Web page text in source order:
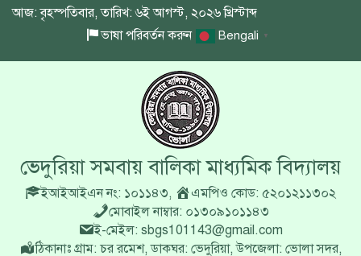
আজ: বৃহস্পতিবার, তারিখ: ৬ই আগস্ট, ২০২৬ খ্রিস্টাব্দ
ভাষা পরিবর্তন করুন
Bengali ▼
ভেদুরিয়া সমবায় বালিকা মাধ্যমিক বিদ্যালয়
ইআইআইএন নং: ১০১১৪৩,
এমপিও কোড: ৫২০১২১১৩০২
মোবাইল নাম্বার: ০১৩০৯১০১১৪৩
ই-মেইল: sbgs101143@gmail.com
ঠিকানাঃ গ্রাম: চর রমেশ, ডাকঘর: ভেদুরিয়া, উপজেলা: ভোলা সদর,